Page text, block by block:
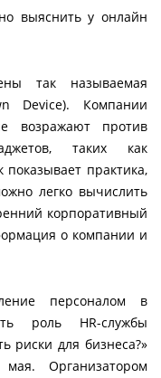
выяснить у онлайн
так называемая
Device). Компании
возражают против
таких как
практика,
легко вычислить
корпоративный
о компании и
персоналом в
роль HR-службы
риски для бизнеса?»
Организатором